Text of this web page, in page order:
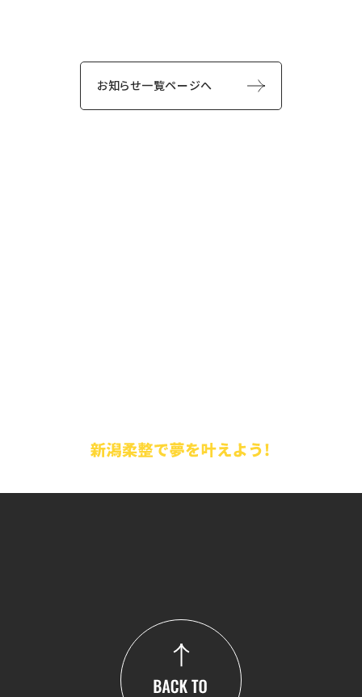
お知らせ一覧ページへ